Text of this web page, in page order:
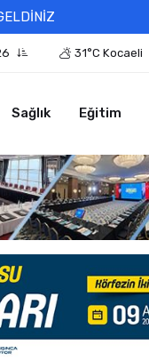
31°C Kocaeli
Sağlık Eğitim